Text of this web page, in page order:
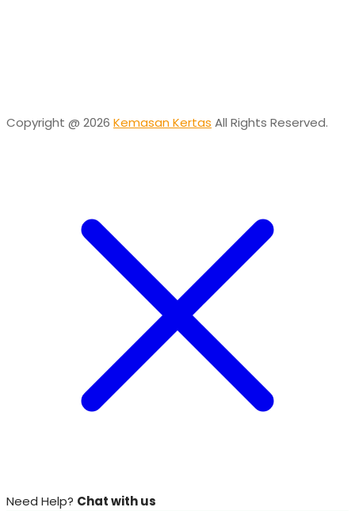
Copyright @ 2026 Kemasan Kertas All Rights Reserved.
Need Help? Chat with us